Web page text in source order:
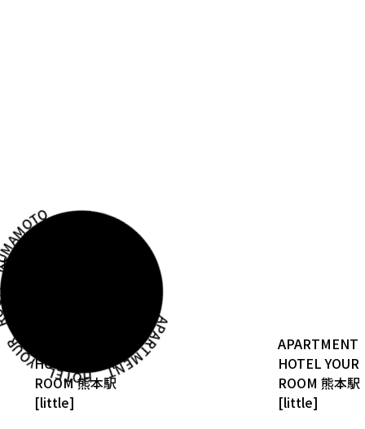
ROOM KUMAMOTO
お部屋をみる
HOTEL YOUR
ROOM熊本駅
[little]
APARTMENT
HOTEL YOUR
ROOM熊本駅
[little]